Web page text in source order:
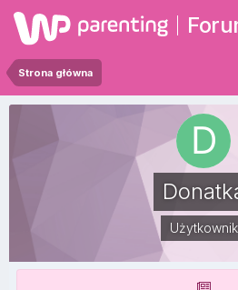
Strona główna
Użytkownik